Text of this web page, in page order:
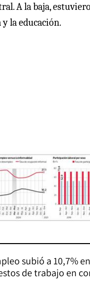
A la baja,
la educación.
subió a 10,7%
de trabajo en